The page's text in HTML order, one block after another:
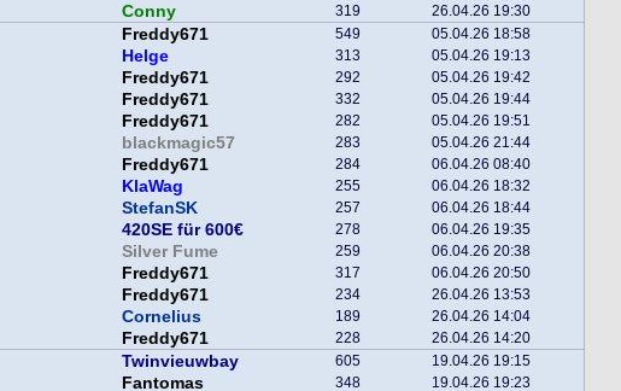
Conny 319 26.04.26 19:30
Freddy671 549 05.04.26 18:58
Helge 313 05.04.26 19:13
Freddy671 292 05.04.26 19:42
Freddy671 332 05.04.26 19:44
Freddy671 282 05.04.26 19:51
blackmagic57 283 05.04.26 21:44
Freddy671 284 06.04.26 08:40
KlaWag 255 06.04.26 18:32
StefanSK 257 06.04.26 18:44
420SE für 600€ 278 06.04.26 19:35
Silver Fume 259 06.04.26 20:38
Freddy671 317 06.04.26 20:50
Freddy671 234 26.04.26 13:53
Cornelius 189 26.04.26 14:04
Freddy671 228 26.04.26 14:20
Twinvieuwbay 605 19.04.26 19:15
Fantomas 348 19.04.26 19:23